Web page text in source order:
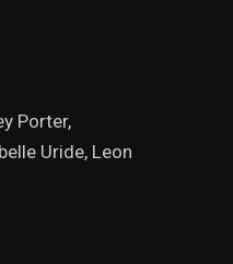
Porter,
Uride, Leon